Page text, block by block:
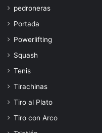
pedroneras
Portada
Powerlifting
Squash
Tenis
Tirachinas
Tiro al Plato
Tiro con Arco